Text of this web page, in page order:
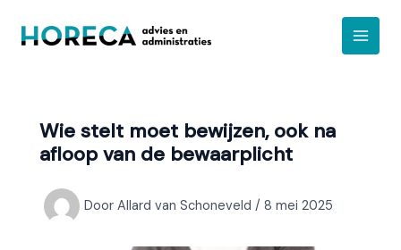
naar
Wie stelt moet bewijzen, ook na
afloop van de bewaarplicht
Door Allard van Schoneveld / 8 mei 2025